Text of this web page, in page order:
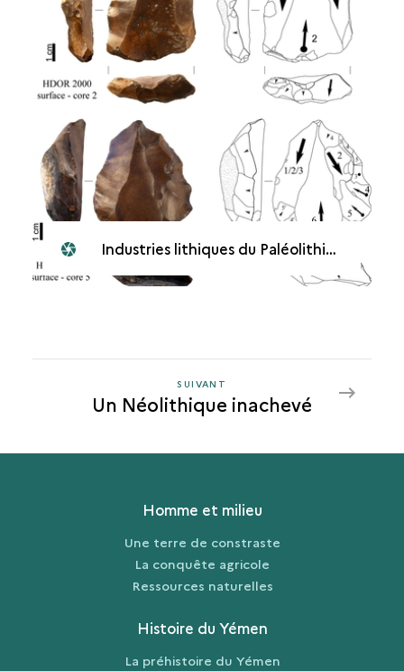
Industries lithiques du Paléolithique moyen dans la région du Hadramawt
SUIVANT
UN
SUIVANT
Un Néolithique inachevé
Homme et milieu
Une terre de constraste
La conquête agricole
Ressources naturelles
Histoire du Yémen
La préhistoire du Yémen